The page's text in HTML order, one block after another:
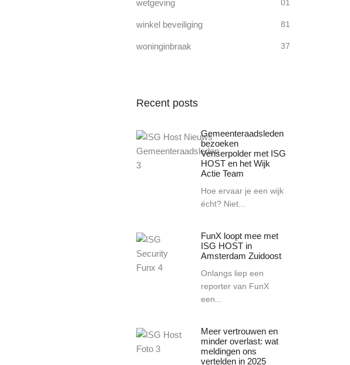
wetgeving 01
winkel beveiliging 81
woninginbraak 37
Recent posts
Gemeenteraadsleden
bezoeken
Venserpolder met ISG
HOST en het Wijk
Actie Team
Hoe ervaar je een wijk
écht? Niet...
FunX loopt mee met
ISG HOST in
Amsterdam Zuidoost
Onlangs liep een
reporter van FunX
een...
Meer vertrouwen en
minder overlast: wat
meldingen ons
vertelden in 2025